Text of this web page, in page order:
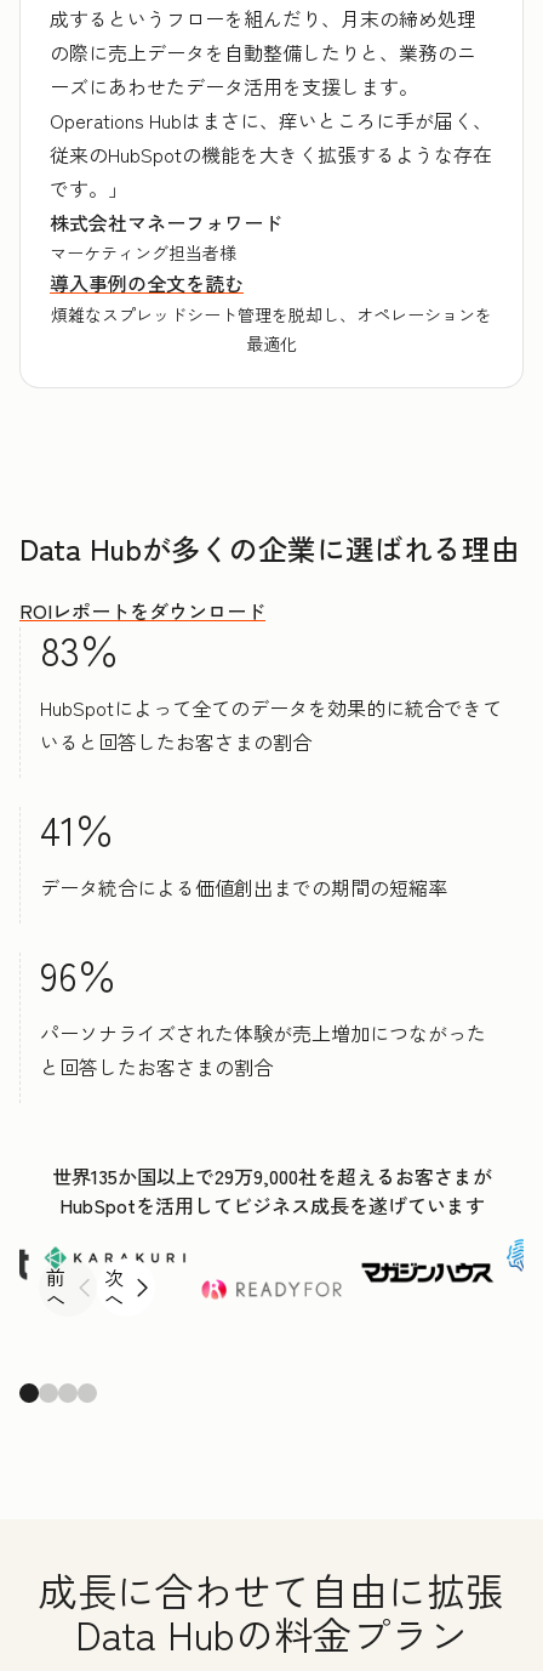
成するというフローを組んだり、月末の締め処理
の際に売上データを自動整備したりと、業務のニ
ーズにあわせたデータ活用を支援します。
Operations Hubはまさに、痒いところに手が届く、
従来のHubSpotの機能を大きく拡張するような存在
です。」
株式会社マネーフォワード
マーケティング担当者様
導入事例の全文を読む
煩雑なスプレッドシート管理を脱却し、オペレーションを
最適化
Data Hubが多くの企業に選ばれる理由
ROIレポートをダウンロード
83％
HubSpotによって全てのデータを効果的に統合できて
いると回答したお客さまの割合
41％
データ統合による価値創出までの期間の短縮率
96％
パーソナライズされた体験が売上増加につながった
と回答したお客さまの割合
世界135か国以上で29万9,000社を超えるお客さまが
HubSpotを活用してビジネス成長を遂げています
前
へ
次
へ
成長に合わせて自由に拡張
Data Hubの料金プラン